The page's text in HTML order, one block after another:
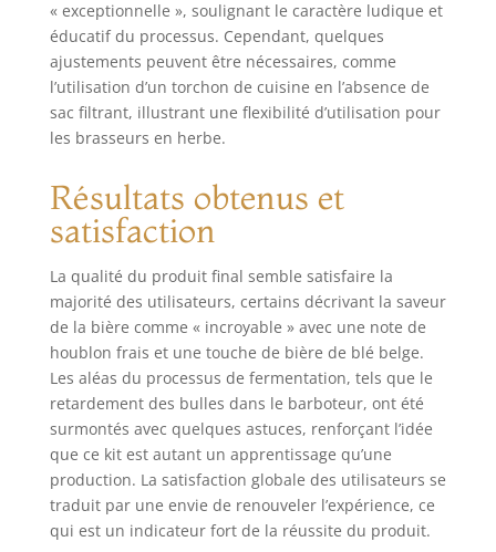
pratiques. Si vous
avez des
questions,
n'hésitez pas à
nous contacter. Un
bon service est
CHOISISSEZ PAR
DIFFÉRENTS
meilleur cadeau de
Noël pour les
hommes et les
femmes. Avec
Basic, Complet,
Luxe et Premium,
vous pouvez
brasser 4 types de
bière différents à
la maison. Vous
pouvez brasser
entre clair, triple,
« exceptionnelle », soulignant le caractère ludique et
éducatif du processus. Cependant, quelques
ajustements peuvent être nécessaires, comme
l’utilisation d’un torchon de cuisine en l’absence de
sac filtrant, illustrant une flexibilité d’utilisation pour
les brasseurs en herbe.
Résultats obtenus et
satisfaction
La qualité du produit final semble satisfaire la
majorité des utilisateurs, certains décrivant la saveur
de la bière comme « incroyable » avec une note de
houblon frais et une touche de bière de blé belge.
Les aléas du processus de fermentation, tels que le
retardement des bulles dans le barboteur, ont été
surmontés avec quelques astuces, renforçant l’idée
que ce kit est autant un apprentissage qu’une
production. La satisfaction globale des utilisateurs se
traduit par une envie de renouveler l’expérience, ce
qui est un indicateur fort de la réussite du produit.